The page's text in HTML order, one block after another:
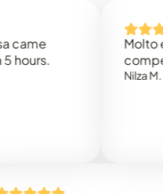
Molto
competenza!